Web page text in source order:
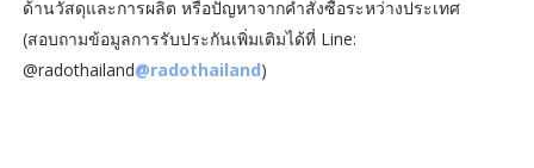
ด้านวัสดุและการผลิต หรือปัญหาจากคำสั่งซื้อระหว่างประเทศ
(สอบถามข้อมูลการรับประกันเพิ่มเติมได้ที่ Line:
@radothailand@radothailand)